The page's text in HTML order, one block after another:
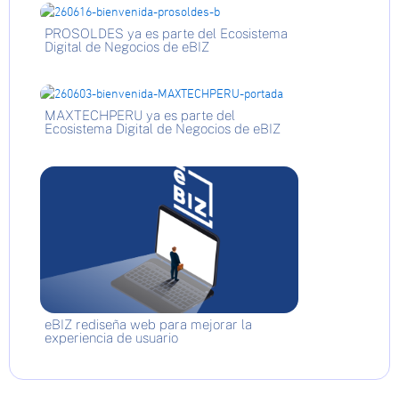
PROSOLDES ya es parte del Ecosistema
Digital de Negocios de eBIZ
MAXTECHPERU ya es parte del
Ecosistema Digital de Negocios de eBIZ
eBIZ rediseña web para mejorar la
experiencia de usuario